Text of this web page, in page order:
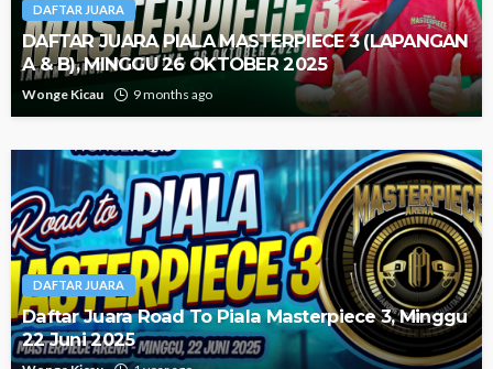
DAFTAR JUARA
DAFTAR JUARA PIALA MASTERPIECE 3 (LAPANGAN
A & B), MINGGU 26 OKTOBER 2025
Wonge Kicau 9 months ago
DAFTAR JUARA
Daftar Juara Road To Piala Masterpiece 3, Minggu
22 Juni 2025